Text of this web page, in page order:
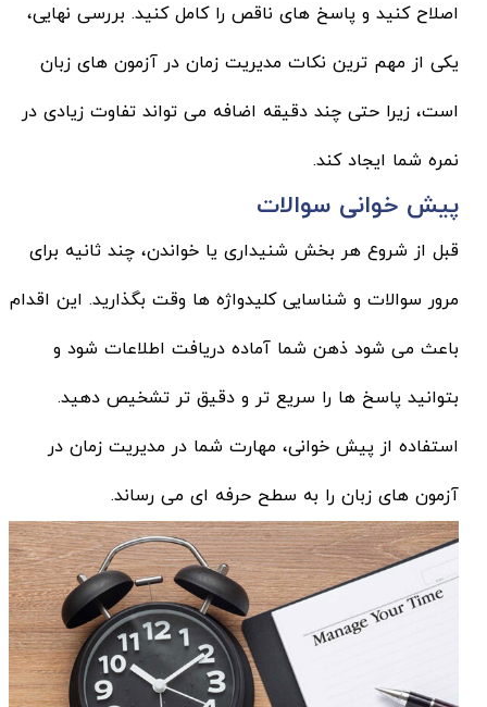
اصلاح کنید و پاسخ های ناقص را کامل کنید. بررسی نهایی،
یکی از مهم ترین نکات مدیریت زمان در آزمون های زبان
است، زیرا حتی چند دقیقه اضافه می تواند تفاوت زیادی در
نمره شما ایجاد کند.
پیش خوانی سوالات
قبل از شروع هر بخش شنیداری یا خواندن، چند ثانیه برای
مرور سوالات و شناسایی کلیدواژه ها وقت بگذارید. این اقدام
باعث می شود ذهن شما آماده دریافت اطلاعات شود و
بتوانید پاسخ ها را سریع تر و دقیق تر تشخیص دهید.
استفاده از پیش خوانی، مهارت شما در مدیریت زمان در
آزمون های زبان را به سطح حرفه ای می رساند.